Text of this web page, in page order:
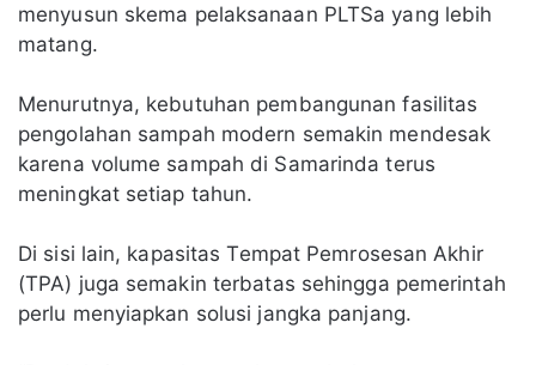
menyusun skema pelaksanaan PLTSa yang lebih
matang.
Menurutnya, kebutuhan pembangunan fasilitas
pengolahan sampah modern semakin mendesak
karena volume sampah di Samarinda terus
meningkat setiap tahun.
Di sisi lain, kapasitas Tempat Pemrosesan Akhir
(TPA) juga semakin terbatas sehingga pemerintah
perlu menyiapkan solusi jangka panjang.